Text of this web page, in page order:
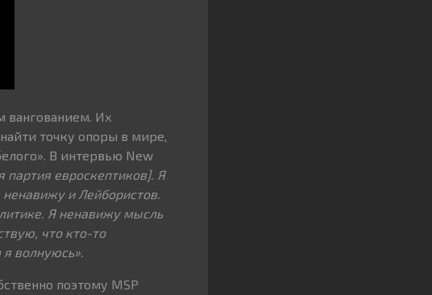
вангованием. Их
точку опоры в мире,
В интервью New
партия евроскептиков]. Я
и Лейбористов.
Я ненавижу мысль
что кто-то
волнуюсь».
поэтому MSP